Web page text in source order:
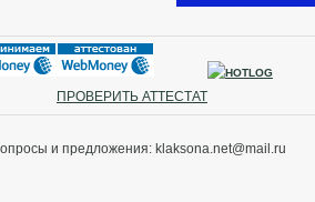
ПРОВЕРИТЬ АТТЕСТАТ
и предложения: klaksona.net@mail.ru